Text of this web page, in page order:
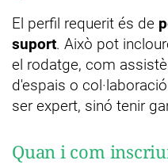
El perfil requerit és de
suport. Això pot
el rodatge, com
d'espais o
ser expert, sinó tenir
Quan i com